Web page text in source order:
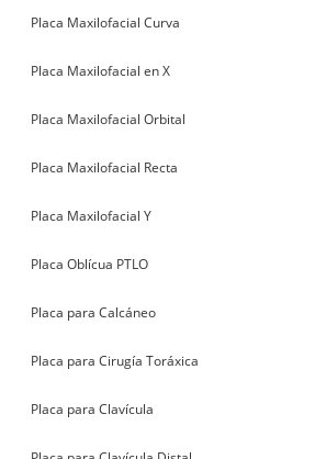
Placa Maxilofacial Curva
Placa Maxilofacial en X
Placa Maxilofacial Orbital
Placa Maxilofacial Recta
Placa Maxilofacial Y
Placa Oblícua PTLO
Placa para Calcáneo
Placa para Cirugía Toráxica
Placa para Clavícula